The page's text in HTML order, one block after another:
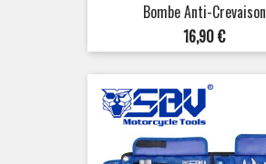
Bombe Anti-Crevaison
Prix
16,90 €